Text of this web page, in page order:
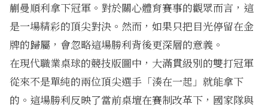
蒯曼順利拿下冠軍。對於關心體育賽事的觀眾而言，這
是一場精彩的頂尖對決。然而，如果只把目光停留在金
牌的歸屬，會忽略這場勝利背後更深層的意義。
在現代職業桌球的競技版圖中，大滿貫級別的雙打冠軍
從來不是單純的兩位頂尖選手「湊在一起」就能拿下
的。這場勝利反映了當前桌壇在賽制改革下，國家隊與